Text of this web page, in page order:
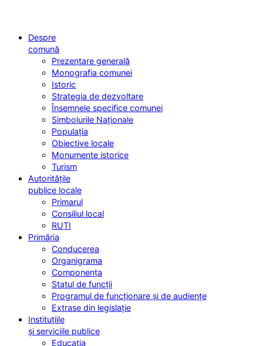
Despre
comună
Prezentare generală
Monografia comunei
Istoric
Strategia de dezvoltare
Însemnele specifice comunei
Simbolurile Naționale
Populația
Obiective locale
Monumente istorice
Turism
Autoritățile
publice locale
Primarul
Consiliul local
RUTI
Primăria
Conducerea
Organigrama
Componența
Statul de funcții
Programul de funcționare și de audiențe
Extrase din legislație
Instituțiile
și serviciile publice
Educația